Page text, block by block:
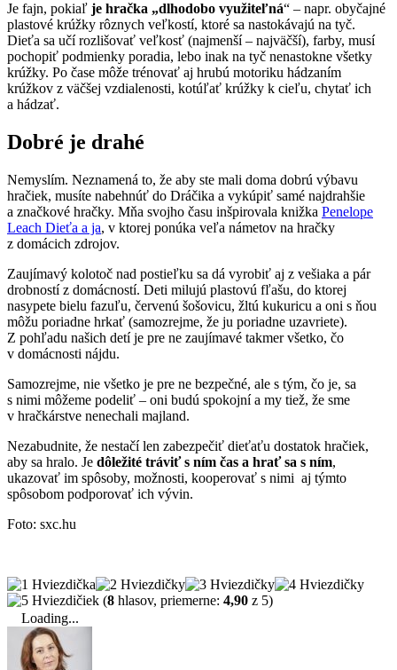
Je fajn, pokiaľ je hračka „dlhodobo využiteľná“ – napr. obyčajné
plastové krúžky rôznych veľkostí, ktoré sa nastokávajú na tyč.
Dieťa sa učí rozlišovať veľkosť (najmenší – najväčší), farby, musí
pochopiť podmienky poradia, lebo inak na tyč nenastokne všetky
krúžky. Po čase môže trénovať aj hrubú motoriku hádzaním
krúžkov z väčšej vzdialenosti, kotúľať krúžky k cieľu, chytať ich
a hádzať.
Dobré je drahé
Nemyslím. Neznamená to, že aby ste mali doma dobrú výbavu
hračiek, musíte nabehnúť do Dráčika a vykúpiť samé najdrahšie
a značkové hračky. Mňa svojho času inšpirovala knižka Penelope
Leach Dieťa a ja, v ktorej ponúka veľa námetov na hračky
z domácich zdrojov.
Zaujímavý kolotoč nad postieľku sa dá vyrobiť aj z vešiaka a pár
drobností z domácností. Deti milujú plastovú fľašu, do ktorej
nasypete bielu fazuľu, červenú šošovicu, žltú kukuricu a oni s ňou
môžu poriadne hrkať (samozrejme, že ju poriadne uzavriete).
Z pohľadu našich detí je pre ne zaujímavé takmer všetko, čo
v domácnosti nájdu.
Samozrejme, nie všetko je pre ne bezpečné, ale s tým, čo je, sa
s nimi môžeme podeliť – oni budú spokojní a my tiež, že sme
v hračkárstve nenechali majland.
Nezabudnite, že nestačí len zabezpečiť dieťaťu dostatok hračiek,
aby sa hralo. Je dôležité tráviť s ním čas a hrať sa s ním,
ukazovať im spôsoby, možnosti, kooperovať s nimi aj týmto
spôsobom podporovať ich vývin.
Foto: sxc.hu
(8 hlasov, priemerne: 4,90 z 5)
Loading...